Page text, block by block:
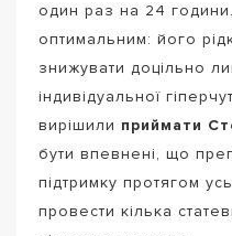
один раз на 24
оптимальним: його
знижувати доцільно
індивідуальної
вирішили приймати
бути впевнені, що
підтримку протягом
провести кілька